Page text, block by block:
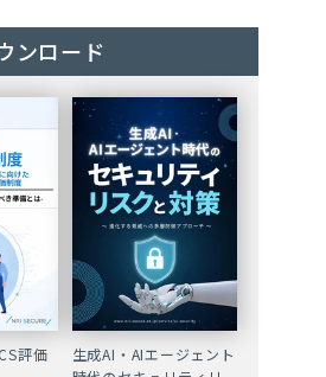
ンロード
評価
生成AI・AIエージェント